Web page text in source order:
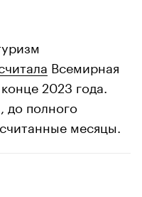
Всемирная
2023 года.
до полного
месяцы.